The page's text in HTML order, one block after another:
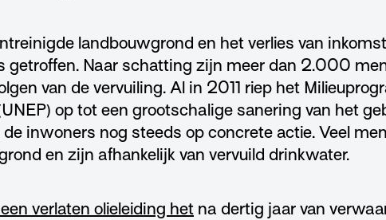
landbouwgrond en het verlies van
getroffen. Naar schatting zijn meer dan 2.000
van de vervuiling. Al in 2011 riep het
op tot een grootschalige sanering van het
inwoners nog steeds op concrete actie. Veel
en zijn afhankelijk van vervuild drinkwater.
verlaten olieleiding het na dertig jaar van